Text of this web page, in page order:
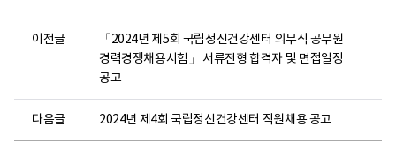
이전글
「2024년 제5회 국립정신건강센터 의무직 공무원
경력경쟁채용시험」 서류전형 합격자 및 면접일정
공고
다음글 2024년 제4회 국립정신건강센터 직원채용 공고